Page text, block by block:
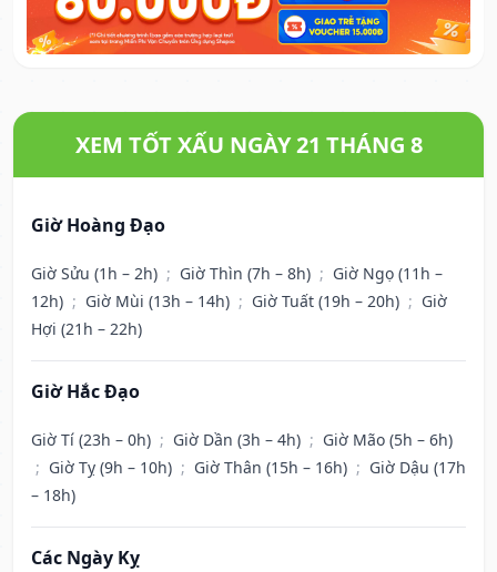
XEM TỐT XẤU NGÀY 21 THÁNG 8
Giờ Hoàng Đạo
Giờ Sửu (1h – 2h) ; Giờ Thìn (7h – 8h) ; Giờ Ngọ (11h –
12h) ; Giờ Mùi (13h – 14h) ; Giờ Tuất (19h – 20h) ; Giờ
Hợi (21h – 22h)
Giờ Hắc Đạo
Giờ Tí (23h – 0h) ; Giờ Dần (3h – 4h) ; Giờ Mão (5h – 6h)
; Giờ Tỵ (9h – 10h) ; Giờ Thân (15h – 16h) ; Giờ Dậu (17h
– 18h)
Các Ngày Kỵ